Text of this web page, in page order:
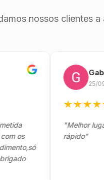
nossos clientes
Gabriel
25/09/2025
★★★
"Melhor lugar
rápido"